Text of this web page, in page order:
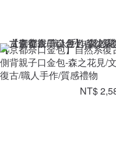
【京都奈口金包】自然系復
側背親子口金包-森之花見/
復古/職人手作/質感禮物
NT$